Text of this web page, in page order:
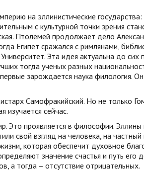
на эллинистические
с культурной точки зрения
Птолемей продолжает дело
Египет сражался с римлянами,
Эта идея актуальна до сих
тогда ученых разных
зарождается наука филология.
Самофракийский. Но не только
изучается сейчас.
Это проявляется в философии. Эллины
свой взгляд на человека, на частный
которая обеспечит духовное
значение счастья и путь его
а тогда – отсутствие отрицательных.